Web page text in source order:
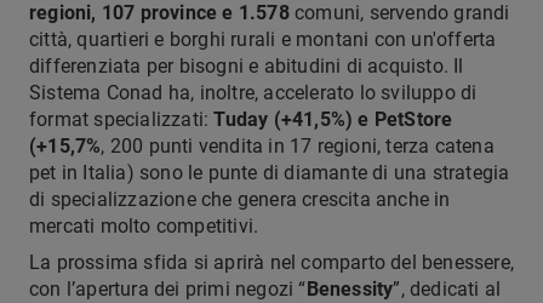
regioni, 107 province e 1.578comuni, servendo grandi
città, quartieri e borghi rurali e montani con un'offerta
differenziata per bisogni e abitudini di acquisto. Il
Sistema Conad ha, inoltre, accelerato lo sviluppo di
format specializzati:Tuday (+41,5%) e PetStore
(+15,7%, 200 punti vendita in 17 regioni, terza catena
pet in Italia) sono le punte di diamante di una strategia
di specializzazione che genera crescita anche in
mercati molto competitivi.
La prossima sfida si aprirà nel comparto del benessere,
con l’apertura dei primi negozi “ Benessity”, dedicati al